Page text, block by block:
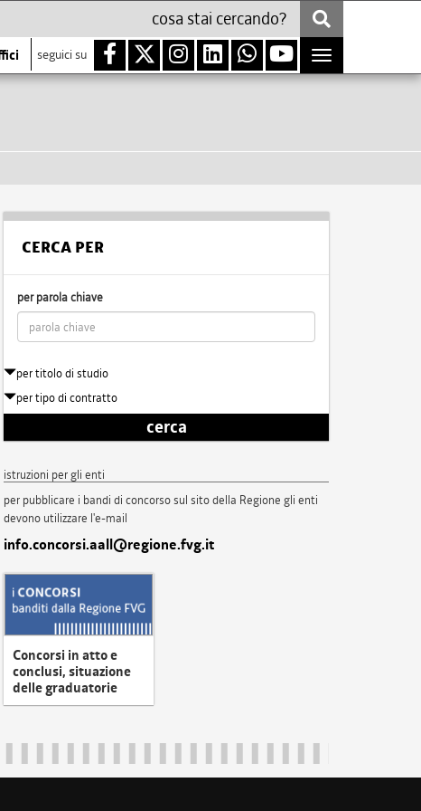
seguici su
Toggle
navigation
CERCA PER
per parola chiave
per titolo di studio
per tipo di contratto
cerca
istruzioni per gli enti
per pubblicare i bandi di concorso sul sito della Regione gli enti
devono utilizzare l'e-mail
info.concorsi.aall@regione.fvg.it
Concorsi in atto e
conclusi, situazione
delle graduatorie